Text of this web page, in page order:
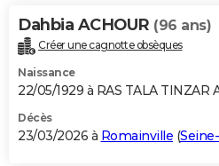
Dahbia ACHOUR (96 ans)
Créer une cagnotte obsèques
Naissance
22/05/1929 à RAS TALA TINZAR
Décès
23/03/2026 à Romainville (